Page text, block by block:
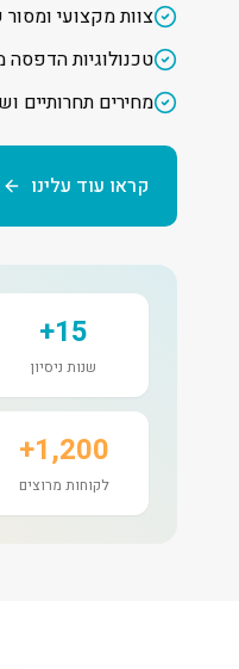
צוות מקצועי
טכנולוגיות
מחירים תחרותיים
קראו עוד עלינו
15+
שנות ניסיון
1,200+
לקוחות מרוצים